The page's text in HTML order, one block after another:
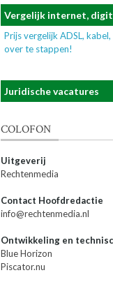
Vergelijk internet,
Prijs vergelijk ADSL,
over te stappen!
Juridische vacatures
COLOFON
Uitgeverij
Rechtenmedia
Contact Hoofdredactie
info@rechtenmedia.nl
Ontwikkeling en
Blue Horizon
Piscator.nu